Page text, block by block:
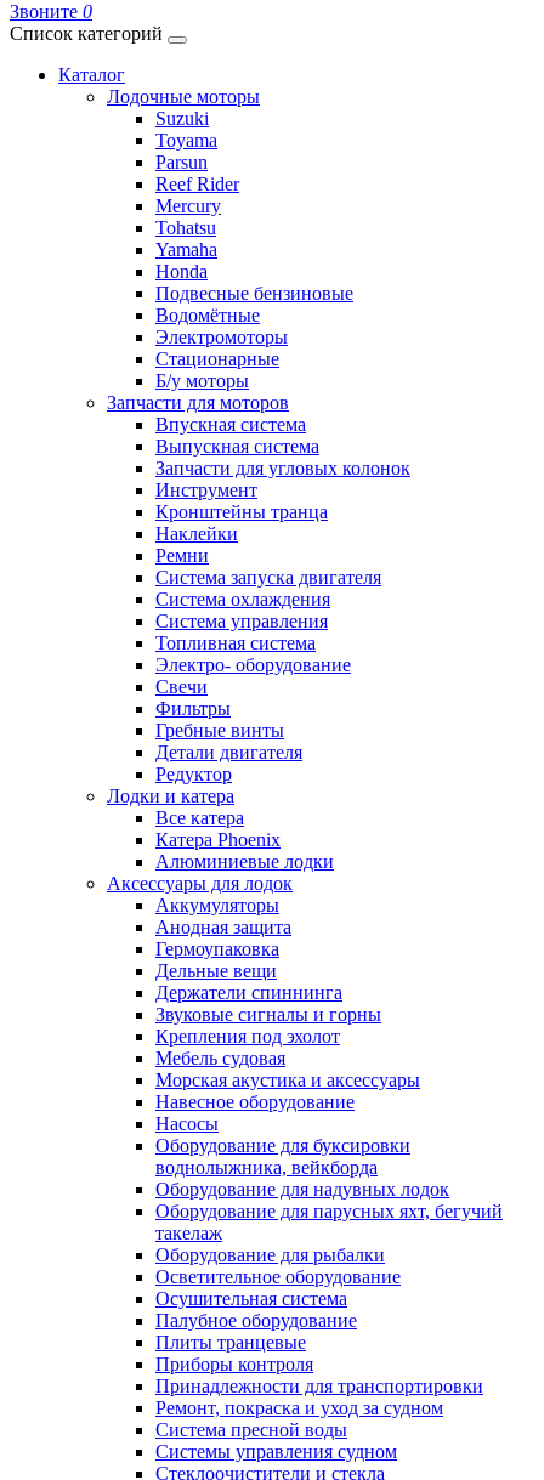
Звоните 0
Список категорий
Каталог
Лодочные моторы
Suzuki
Toyama
Parsun
Reef Rider
Mercury
Tohatsu
Yamaha
Honda
Подвесные бензиновые
Водомётные
Электромоторы
Стационарные
Б/у моторы
Запчасти для моторов
Впускная система
Выпускная система
Запчасти для угловых колонок
Инструмент
Кронштейны транца
Наклейки
Ремни
Система запуска двигателя
Система охлаждения
Система управления
Топливная система
Электро- оборудование
Свечи
Фильтры
Гребные винты
Детали двигателя
Редуктор
Лодки и катера
Все катера
Катера Phoenix
Алюминиевые лодки
Аксессуары для лодок
Аккумуляторы
Анодная защита
Гермоупаковка
Дельные вещи
Держатели спиннинга
Звуковые сигналы и горны
Крепления под эхолот
Мебель судовая
Морская акустика и аксессуары
Навесное оборудование
Насосы
Оборудование для буксировки
воднолыжника, вейкборда
Оборудование для надувных лодок
Оборудование для парусных яхт, бегучий
такелаж
Оборудование для рыбалки
Осветительное оборудование
Осушительная система
Палубное оборудование
Плиты транцевые
Приборы контроля
Принадлежности для транспортировки
Ремонт, покраска и уход за судном
Система пресной воды
Системы управления судном
Стеклоочистители и стекла